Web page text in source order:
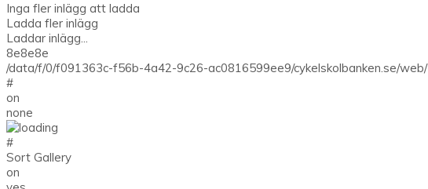
Inga fler inlägg att ladda
Ladda fler inlägg
Laddar inlägg...
8e8e8e
/data/f/0/f091363c-f56b-4a42-9c26-ac0816599ee9/cykelskolbanken.se/web/
#
on
none
#
Sort Gallery
on